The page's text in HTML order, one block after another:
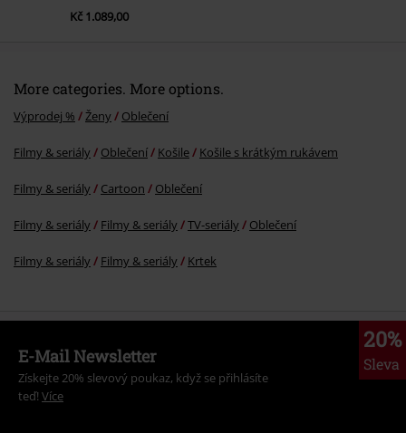
Kč 1.089,00
More categories. More options.
Výprodej % Ženy Oblečení
Filmy & seriály Oblečení Košile Košile s krátkým rukávem
Filmy & seriály Cartoon Oblečení
Filmy & seriály Filmy & seriály TV-seriály Oblečení
Filmy & seriály Filmy & seriály Krtek
20%
Sleva
E-Mail Newsletter
Získejte 20% slevový poukaz, když se přihlásíte
teď! Více